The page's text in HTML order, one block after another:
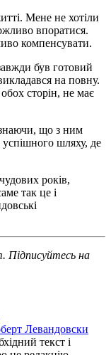
Мене не хотіли
впоратися.
компенсувати.
був готовий
на повну.
сторін, не має
знаючи, що з ним
успішного шляху, де
років,
так це і
Підписуйтесь на
Левандовски
текст і